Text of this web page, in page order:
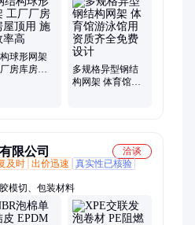
球形网架
房库房屋
多规格异型钢结
构网架 体育馆游
限公司
洽谈
及时 出价迅速
真实性已核验
模切、包装材料